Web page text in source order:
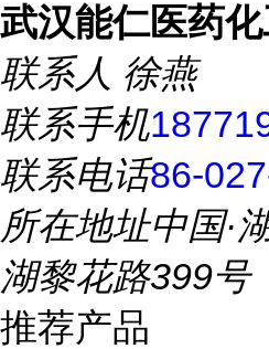
武汉能仁医药
联系人 徐燕
联系手机
联系电话86-
所在地址中国·
湖黎花路399号
推荐产品